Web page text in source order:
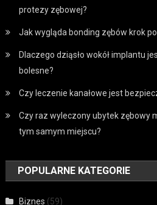
protezy zębowej?
Jak wygląda bonding zębów krok
Dlaczego dziąsło wokół implantu
bolesne?
Czy leczenie kanałowe jest
Czy raz wyleczony ubytek zębowy
tym samym miejscu?
POPULARNE KATEGORIE
Biznes (59)